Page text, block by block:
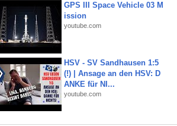
GPS III Space Vehicle 03 M
ission
youtube.com
HSV - SV Sandhausen 1:5
(!) | Ansage an den HSV: D
ANKE für NI...
youtube.com